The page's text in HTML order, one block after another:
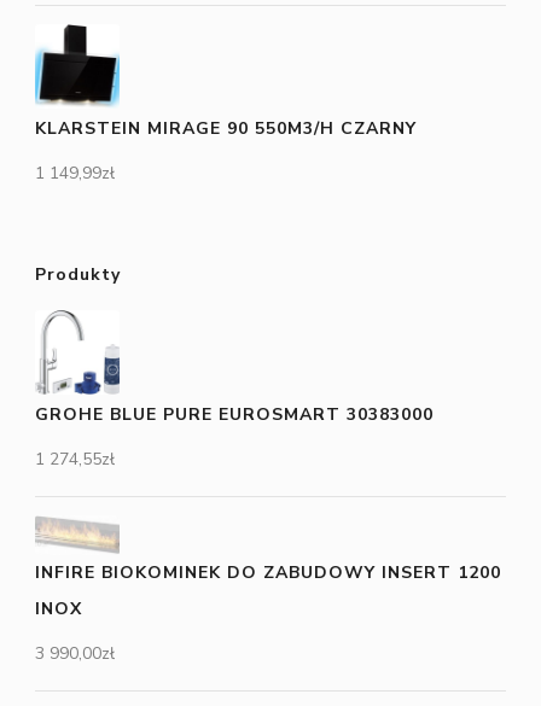
KLARSTEIN MIRAGE 90 550M3/H CZARNY
1 149,99zł
Produkty
GROHE BLUE PURE EUROSMART 30383000
1 274,55zł
INFIRE BIOKOMINEK DO ZABUDOWY INSERT 1200
INOX
3 990,00zł